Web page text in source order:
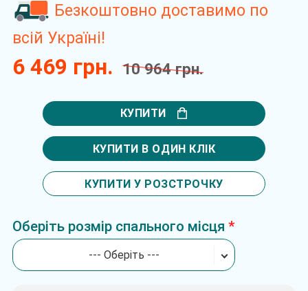
Безкоштовно доставимо по
всій Україні!
6 469 грн. 10 964 грн.
КУПИТИ
КУПИТИ В ОДИН КЛІК
КУПИТИ У РОЗСТРОЧКУ
Оберіть розмір спального місця
--- Оберіть ---